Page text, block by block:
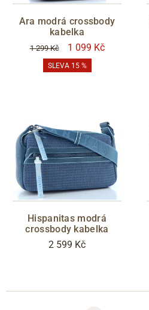
Ara modrá crossbody
kabelka
1 299 Kč 1 099 Kč
SLEVA 15 %
Hispanitas modrá
crossbody kabelka
2 599 Kč